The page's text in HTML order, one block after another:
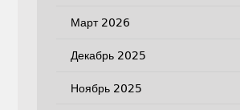
Март 2026
Декабрь 2025
Ноябрь 2025